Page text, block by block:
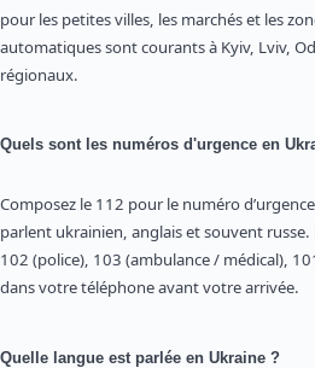
pour les petites villes, les marchés et les
automatiques sont courants à Kyiv, Lviv,
régionaux.
Quels sont les numéros d'urgence en
Composez le 112 pour le numéro
parlent ukrainien, anglais et souvent russe.
102 (police), 103 (ambulance / médical),
dans votre téléphone avant votre arrivée.
Quelle langue est parlée en Ukraine ?